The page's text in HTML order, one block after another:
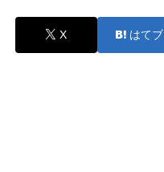
X はてブ